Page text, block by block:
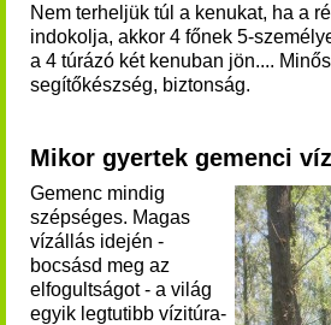
Nem terheljük túl a kenukat, ha a
indokolja, akkor 4 főnek 5-
a 4 túrázó két kenuban jön....
segítőkészség, biztonság.
Mikor gyertek gemenci
Gemenc mindig
szépséges. Magas
vízállás idején -
bocsásd meg az
elfogultságot - a világ
egyik legtutibb vízitúra-